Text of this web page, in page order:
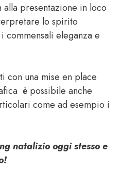
presentazione in loco
lo spirito
commensali eleganza e
con una mise en place
è possibile anche
come ad esempio i
natalizio oggi stesso e